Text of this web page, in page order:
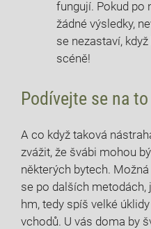
fungují. Pokud ‌po
žádné⁣ výsledky,
se nezastaví,
scéně!
Podívejte se na
A co když taková
zvážit, ⁤že​ švábi mohou
⁤některých bytech.
se po dalších‍
hm, tedy spíš velké
vchodů. U vás doma ​by⁤